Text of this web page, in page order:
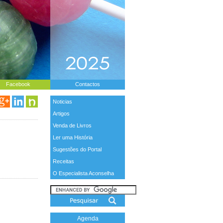
Facebook Contactos
Noticias
Artigos
Venda de Livros
Ler uma História
Sugestões do Portal
Receitas
O Especialista Aconselha
Agenda